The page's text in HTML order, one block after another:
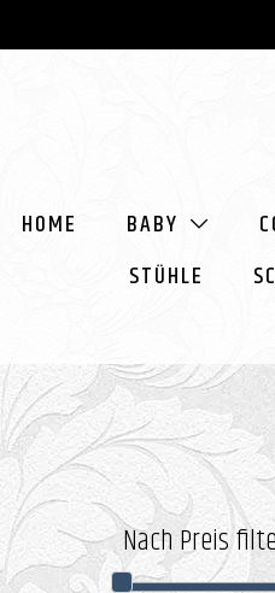
Inhalt
HOME BABY
STÜHLE
Nach Preis